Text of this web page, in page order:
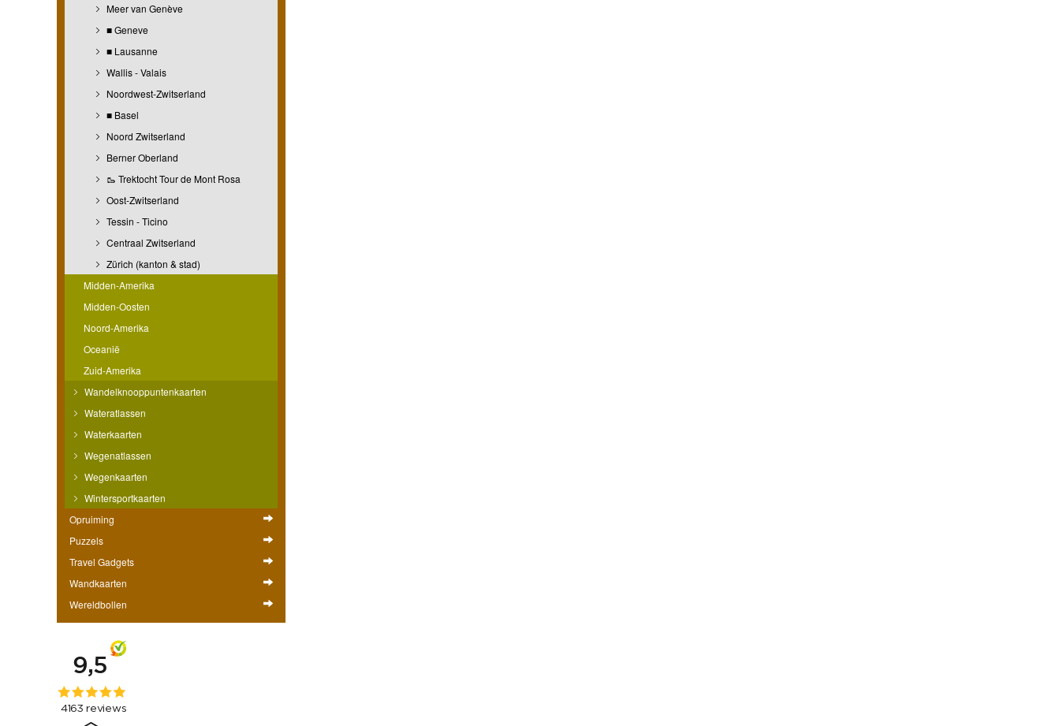
Meer van Genève
■ Geneve
■ Lausanne
Wallis - Valais
Noordwest-Zwitserland
■ Basel
Noord Zwitserland
Berner Oberland
🥾 Trektocht Tour de Mont Rosa
Oost-Zwitserland
Tessin - Ticino
Centraal Zwitserland
Zürich (kanton & stad)
Midden-Amerika
Midden-Oosten
Noord-Amerika
Oceanië
Zuid-Amerika
Wandelknooppuntenkaarten
Wateratlassen
Waterkaarten
Wegenatlassen
Wegenkaarten
Wintersportkaarten
Opruiming
Puzzels
Travel Gadgets
Wandkaarten
Wereldbollen